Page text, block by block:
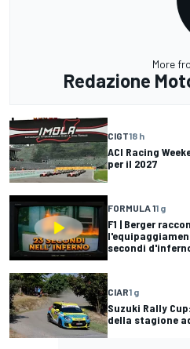
More
Redazione
CIGT18 h
ACI Racing
per il 2027
FORMULA 11 g
F1 | Berger
secondi
CIAR1 g
Suzuki Rally
della stagione